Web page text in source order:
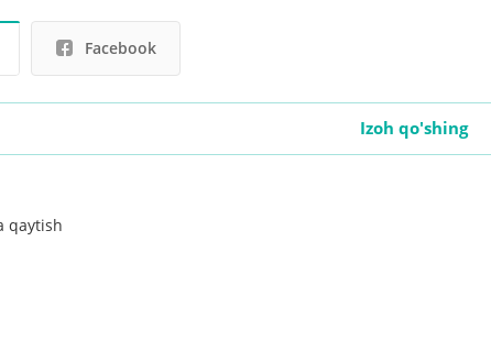
Facebook
Izoh qo'shing
qaytish